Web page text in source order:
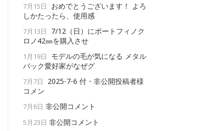
7月15日
おめでとうございます！ よろ
しかたったら、使用感
7月13日
7/12（日）にポートフィノク
ロノ42㎜を購入させ
1月19日
モデルの毛が気になる メタル
バック愛好家がなぜグ
7月7日
2025-7-6 付・非公開投稿者様
コメン
7月6日 非公開コメント
5月23日 非公開コメント